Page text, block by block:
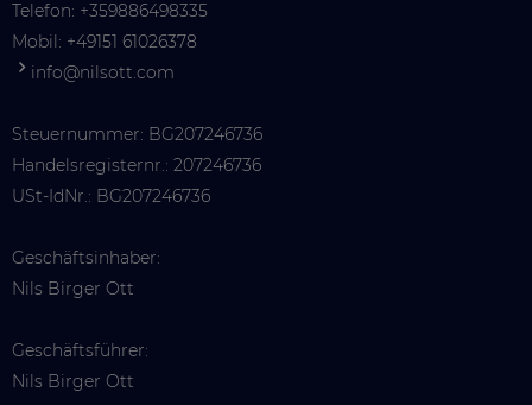
Telefon: +359886498335
Mobil: +49151 61026378
info@nilsott.com
Steuernummer: BG207246736
Handelsregisternr.: 207246736
USt-IdNr.: BG207246736
Geschäftsinhaber:
Nils Birger Ott
Geschäftsführer:
Nils Birger Ott